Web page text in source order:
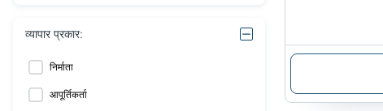
व्यापार प्रकार:
निर्माता
आपूर्तिकर्ता